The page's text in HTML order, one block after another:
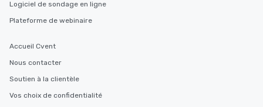
Logiciel de sondage en ligne
Plateforme de webinaire
Accueil Cvent
Nous contacter
Soutien à la clientèle
Vos choix de confidentialité